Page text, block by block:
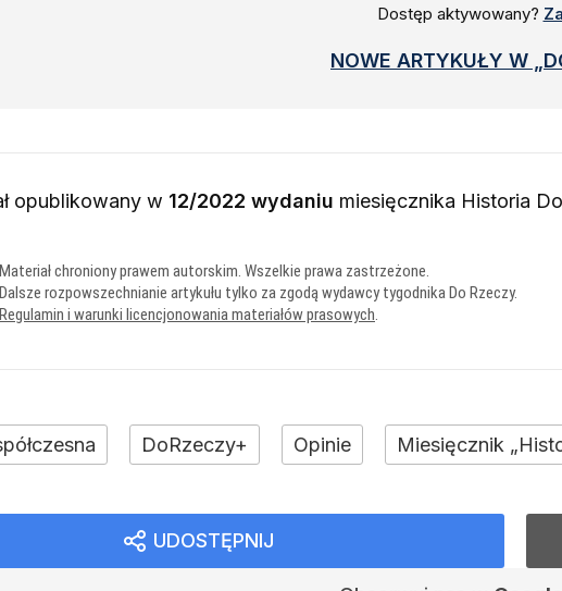
Dostęp aktywowany?
NOWE ARTYKUŁY W
opublikowany w 12/2022 wydaniu miesięcznika Historia
Materiał chroniony prawem autorskim. Wszelkie prawa zastrzeżone.
Dalsze rozpowszechnianie artykułu tylko za zgodą wydawcy tygodnika Do Rzeczy.
Regulamin i warunki licencjonowania materiałów prasowych.
DoRzeczy+ Opinie Miesięcznik
UDOSTĘPNIJ